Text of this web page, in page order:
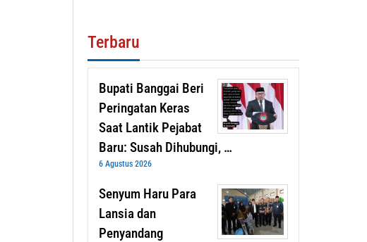
Terbaru
Bupati Banggai Beri
Peringatan Keras
Saat Lantik Pejabat
Baru: Susah Dihubungi, …
6 Agustus 2026
Senyum Haru Para
Lansia dan
Penyandang